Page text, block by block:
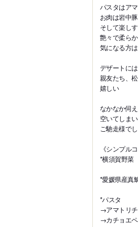
パスタはア
お肉は岩中
そして楽し
艶々で柔ら
気になる方
デザートに
親友たち、
嬉しい
なかなか伺
空いてしま
ご馳走様で
《シンプル
*横須賀野菜
*愛媛県産真
*パスタ
→アマトリ
→カチョエ